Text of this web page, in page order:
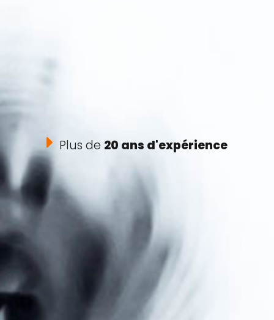
Plus de 20 ans d'expérience